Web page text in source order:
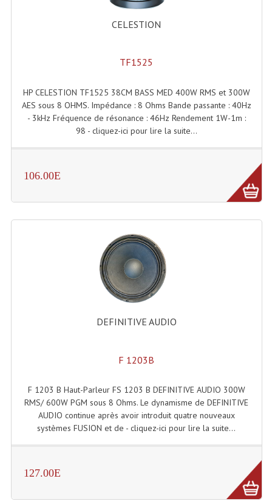
CELESTION
TF1525
HP CELESTION TF1525 38CM BASS MED 400W RMS et 300W
AES sous 8 OHMS. Impédance : 8 Ohms Bande passante : 40Hz
- 3kHz Fréquence de résonance : 46Hz Rendement 1W-1m :
98 - cliquez-ici pour lire la suite...
106.00E
DEFINITIVE AUDIO
F 1203B
F 1203 B Haut-Parleur FS 1203 B DEFINITIVE AUDIO 300W
RMS/ 600W PGM sous 8 Ohms. Le dynamisme de DEFINITIVE
AUDIO continue après avoir introduit quatre nouveaux
systèmes FUSION et de - cliquez-ici pour lire la suite...
127.00E